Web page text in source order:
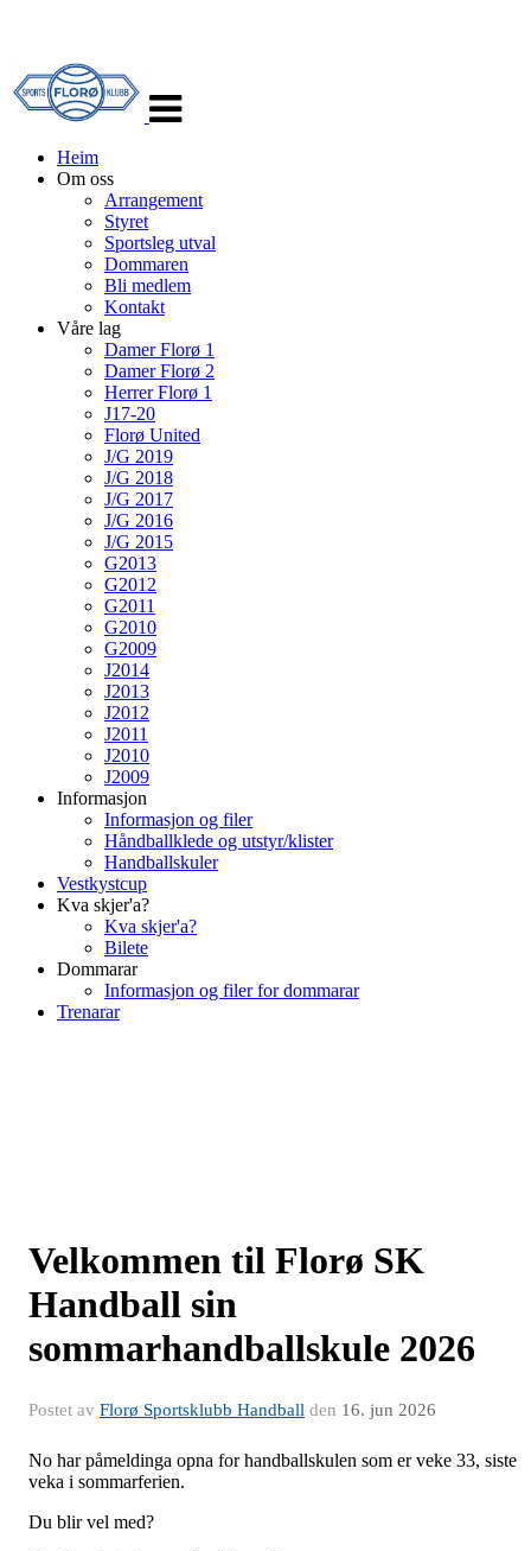
navigasjon
Heim
Om oss
Arrangement
Styret
Sportsleg utval
Dommaren
Bli medlem
Kontakt
Våre lag
Damer Florø 1
Damer Florø 2
Herrer Florø 1
J17-20
Florø United
J/G 2019
J/G 2018
J/G 2017
J/G 2016
J/G 2015
G2013
G2012
G2011
G2010
G2009
J2014
J2013
J2012
J2011
J2010
J2009
Informasjon
Informasjon og filer
Håndballklede og utstyr/klister
Handballskuler
Vestkystcup
Kva skjer'a?
Kva skjer'a?
Bilete
Dommarar
Informasjon og filer for dommarar
Trenarar
Velkommen til Florø SK
Handball sin
sommarhandballskule 2026
Postet av Florø Sportsklubb Handball den 16. jun 2026
No har påmeldinga opna for handballskulen som er veke 33, siste
veka i sommarferien.
Du blir vel med?